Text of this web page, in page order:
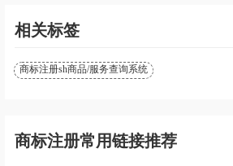
相关标签
商标注册sh商品/服务查询系统
商标注册常用链接推荐